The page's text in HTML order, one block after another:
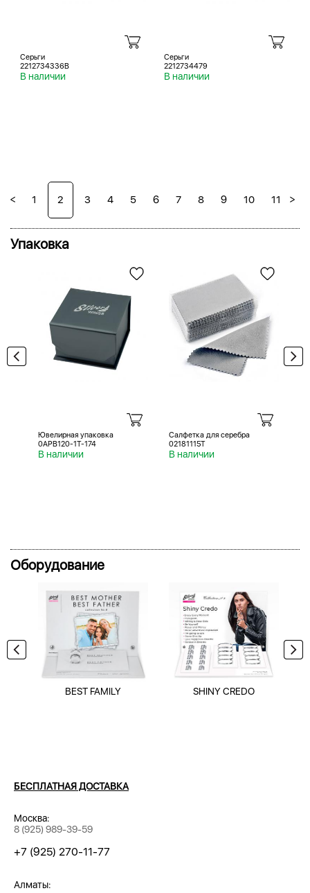
Серьги
2212734336B
В наличии
Серьги
2212734479
В наличии
< 1 2 3 4 5 6 7 8 9 10 11 >
Упаковка
Ювелирная упаковка
0APB120-1T-174
В наличии
Салфетка для серебра
02181115T
В наличии
Оборудование
BEST FAMILY SHINY CREDO
БЕСПЛАТНАЯ ДОСТАВКА
Москва:
8 (925) 989-39-59
+7 (925) 270-11-77
Алматы: